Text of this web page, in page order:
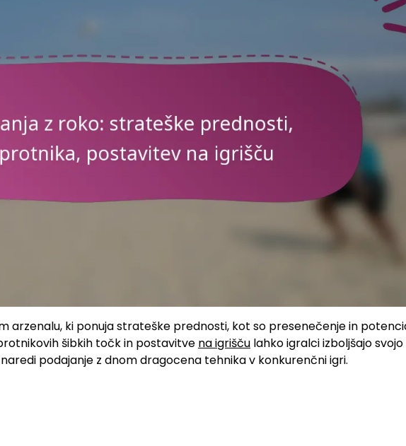
arzenalu, ki ponuja strateške prednosti, kot so presenečenje in
šibkih točk in postavitve na igrišču lahko igralci izboljšajo svojo
podajanje z dnom dragocena tehnika v konkurenčni igri.